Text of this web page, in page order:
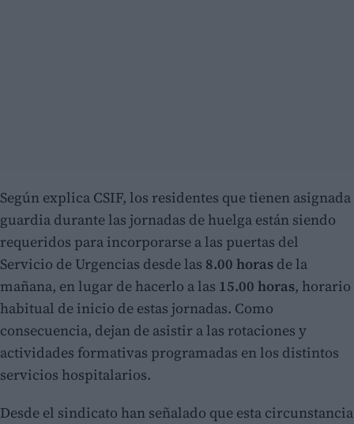
Según explica CSIF, los residentes que tienen asignada
guardia durante las jornadas de huelga están siendo
requeridos para incorporarse a las puertas del
Servicio de Urgencias desde las 8.00 horas de la
mañana, en lugar de hacerlo a las 15.00 horas, horario
habitual de inicio de estas jornadas. Como
consecuencia, dejan de asistir a las rotaciones y
actividades formativas programadas en los distintos
servicios hospitalarios.
Desde el sindicato han señalado que esta circunstancia